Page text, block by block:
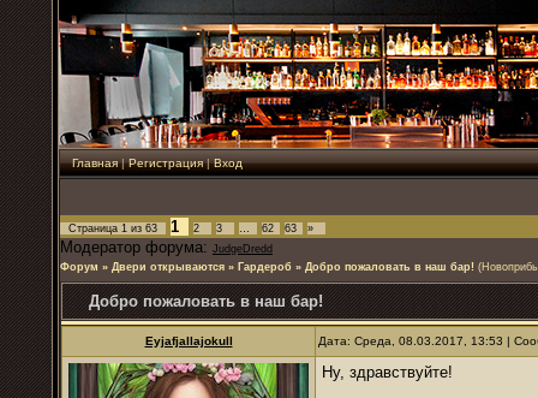
Главная|Регистрация|Вход
Страница 1 из 63 1 2 3 … 62 63 »
Модератор форума: JudgeDredd
Форум » Двери открываются » Гардероб » Добро пожаловать в наш бар!
Добро пожаловать в наш бар!
Eyjafjallajokull Дата: Среда, 08.03.2017, 13:53 |
Ну, здравствуйте!